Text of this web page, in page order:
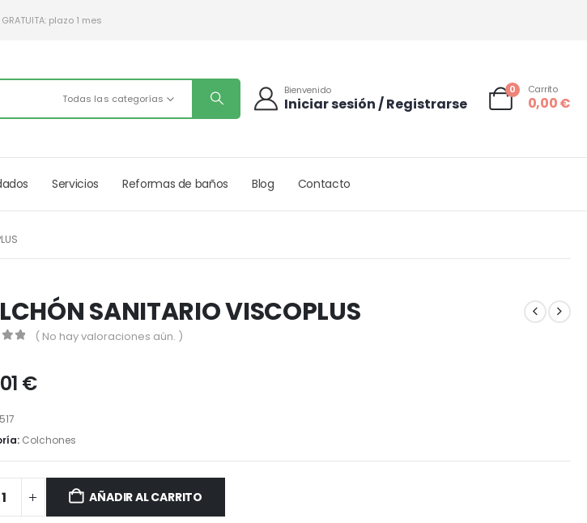
GRATUITA: plazo 1 mes
Todas las categorías
Bienvenido
Iniciar sesión / Registrarse
0 Carrito
0,00€
Servicios Reformas de baños Blog Contacto
SANITARIO VISCOPLUS
( No hay valoraciones aún. )
€
Colchones
AÑADIR AL CARRITO